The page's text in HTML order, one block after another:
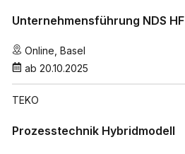
Unternehmensführung NDS HF
Online Basel
ab 20.10.2025
TEKO
Prozesstechnik Hybridmodell